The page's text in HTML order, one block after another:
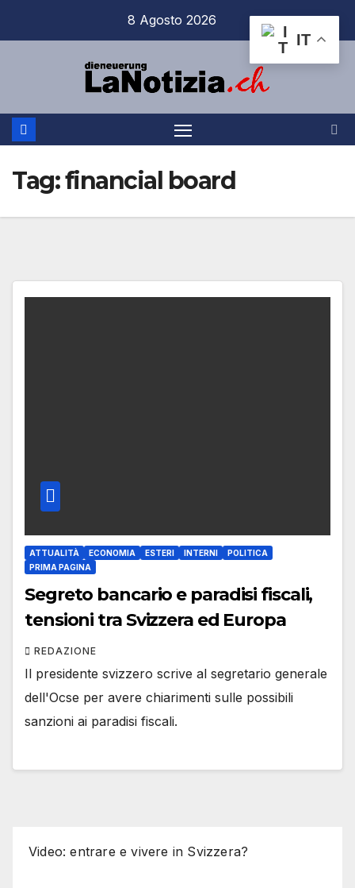
8 Agosto 2026
Tag:financial board
ATTUALITÀ ECONOMIA ESTERI INTERNI
POLITICA
PRIMA PAGINA
Segreto bancario e paradisi fiscali,
tensioni tra Svizzera ed Europa
REDAZIONE
Il presidente svizzero scrive al segretario generale
dell'Ocse per avere chiarimenti sulle possibili
sanzioni ai paradisi fiscali.
Video: entrare e vivere in Svizzera?
IT